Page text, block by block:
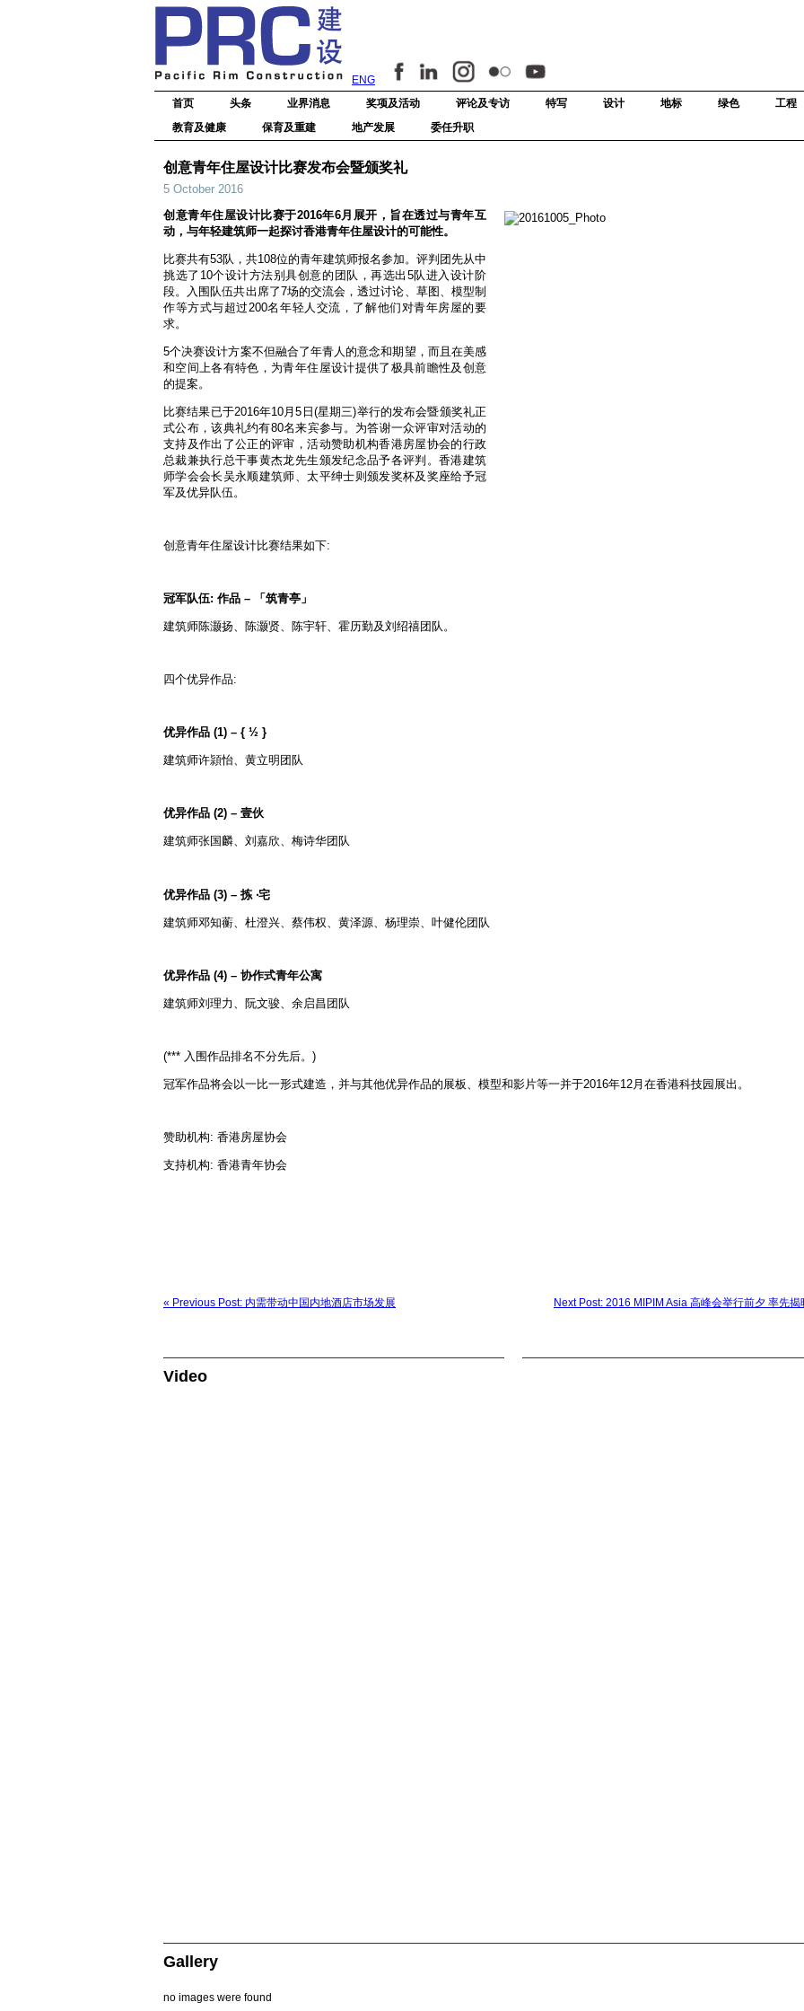
ENG
首页 头条 业界消息 奖项及活动 评论及专访 特写 设计 地标 绿色 工程
教育及健康
保育及重建 地产发展 委任升职
创意青年住屋设计比赛发布会暨颁奖礼
5 October 2016
创意青年住屋设计比赛于2016年6月展开，旨在透过与青年互
动，与年轻建筑师一起探讨香港青年住屋设计的可能性。
比赛共有53队，共108位的青年建筑师报名参加。评判团先从中
挑选了10个设计方法别具创意的团队，再选出5队进入设计阶
段。入围队伍共出席了7场的交流会，透过讨论、草图、模型制
作等方式与超过200名年轻人交流，了解他们对青年房屋的要
求。
5个决赛设计方案不但融合了年青人的意念和期望，而且在美感
和空间上各有特色，为青年住屋设计提供了极具前瞻性及创意
的提案。
比赛结果已于2016年10月5日(星期三)举行的发布会暨颁奖礼正
式公布，该典礼约有80名来宾参与。为答谢一众评审对活动的
支持及作出了公正的评审，活动赞助机构香港房屋协会的行政
总裁兼执行总干事黄杰龙先生颁发纪念品予各评判。香港建筑
师学会会长吴永顺建筑师、太平绅士则颁发奖杯及奖座给予冠
军及优异队伍。
创意青年住屋设计比赛结果如下:
冠军队伍: 作品 – 「筑青亭」
建筑师陈灏扬、陈灏贤、陈宇轩、霍历勤及刘绍禧团队。
四个优异作品:
优异作品 (1) – { ½ }
建筑师许頴怡、黄立明团队
优异作品 (2) – 壹伙
建筑师张国麟、刘嘉欣、梅诗华团队
优异作品 (3) – 拣 ‧宅
建筑师邓知蘅、杜澄兴、蔡伟权、黄泽源、杨理崇、叶健伦团队
优异作品 (4) – 协作式青年公寓
建筑师刘理力、阮文骏、余启昌团队
(*** 入围作品排名不分先后。)
冠军作品将会以一比一形式建造，并与其他优异作品的展板、模型和影片等一并于2016年12月在香港科技园展出。
赞助机构: 香港房屋协会
支持机构: 香港青年协会
« Previous Post: 内需带动中国内地酒店市场发展 Next Post: 2016 MIPIM Asia 高峰会举行前夕 率先
Video
Gallery
no images were found